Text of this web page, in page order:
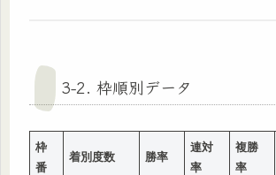
3-2. 枠順別データ
枠
番
着別度数 勝率
連対
率
複勝
率